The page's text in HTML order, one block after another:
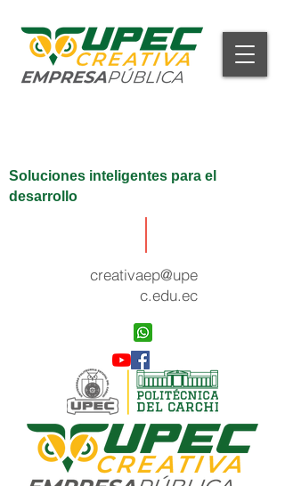
Soluciones inteligentes para el
desarrollo
creativaep@upe
c.edu.ec